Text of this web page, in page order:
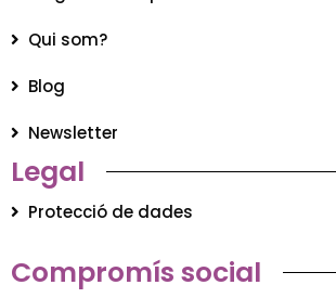
Qui som?
Blog
Newsletter
Legal
Protecció de dades
Compromís social